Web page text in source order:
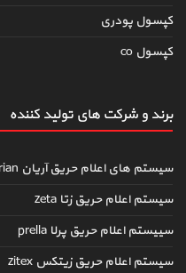
کپسول پودری
کپسول co
برند و شرکت های تولید کننده
سیستم های اعلام حریق آریان arian
سیستم اعلام حریق زتا zeta
سییستم اعلام حریق پرلا prella
سیستم اعلام حریق زیتکس zitex